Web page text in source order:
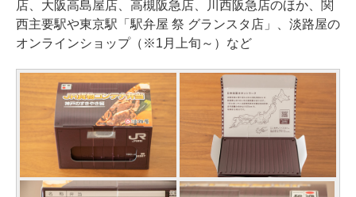
店、大阪高島屋店、高槻阪急店、川西阪急店のほか、関
西主要駅や東京駅「駅弁屋 祭 グランスタ店」、淡路屋の
オンラインショップ（※1月上旬～）など